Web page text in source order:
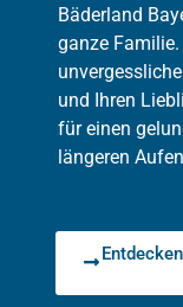
Bäderland
ganze
und Ihren
für einen
längeren